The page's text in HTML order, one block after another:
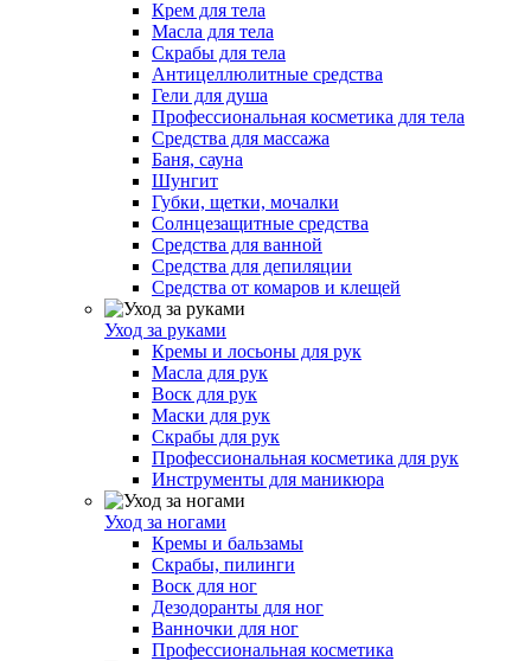
Крем для тела
Масла для тела
Скрабы для тела
Антицеллюлитные средства
Гели для душа
Профессиональная косметика для тела
Средства для массажа
Баня, сауна
Шунгит
Губки, щетки, мочалки
Солнцезащитные средства
Средства для ванной
Средства для депиляции
Средства от комаров и клещей
Уход за руками
Кремы и лосьоны для рук
Масла для рук
Воск для рук
Маски для рук
Скрабы для рук
Профессиональная косметика для рук
Инструменты для маникюра
Уход за ногами
Кремы и бальзамы
Скрабы, пилинги
Воск для ног
Дезодоранты для ног
Ванночки для ног
Профессиональная косметика